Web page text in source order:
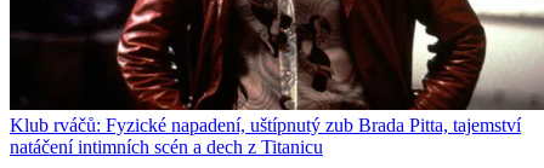
Klub rváčů: Fyzické napadení, uštípnutý zub Brada Pitta, tajemství
natáčení intimních scén a dech z Titanicu